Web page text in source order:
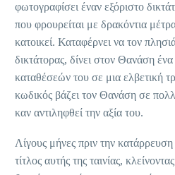
φωτογραφίσει έναν εξόριστο
που φρουρείται με δρακόντια
κατοικεί. Καταφέρνει να τον
δικτάτορας, δίνει στον Θανάση
καταθέσεών του σε μια ελβετική
κωδικός βάζει τον Θανάση σε
καν αντιληφθεί την αξία του.
Λίγους μήνες πριν την
τίτλος αυτής της ταινίας,